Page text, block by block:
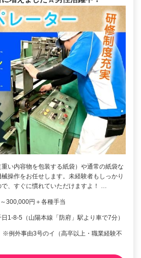
い内容物を包装する紙袋）や通常の紙袋な
操作をお任せします。未経験者もしっかり
、すぐに慣れていただけますよ！ …
300,000円＋各種手当
1-8-5（山陽本線「防府」駅より車で7分）
例外事由3号のイ（高卒以上・職業経験不